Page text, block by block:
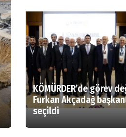
KÖMÜRDER’de görev
Furkan Akçadağ
seçildi